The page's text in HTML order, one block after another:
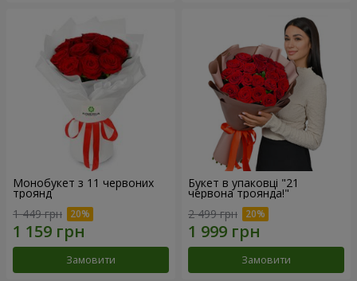
Монобукет з 11 червоних
троянд
1 449 грн
Замовити
Букет в упаковці "21
червона троянда!"
2 499 грн
Замовити